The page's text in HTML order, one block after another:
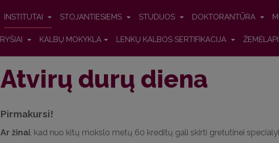
INSTITUTAI STOJANTIESIEMS STUDIJOS DOKTORANTŪRA
KALBŲ MOKYKLA LENKŲ KALBOS SERTIFIKACIJA
Atvirų durų diena
Pirmakursi!
Ar žinai, kad nuo kitų mokslo metų 60 kreditų gali skirti gretutinei